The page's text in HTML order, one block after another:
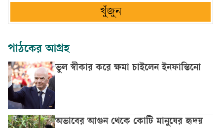
খুঁজুন
পাঠকের আগ্রহ
ভুল স্বীকার করে ক্ষমা চাইলেন ইনফান্তিনো
অভাবের আগুন থেকে কোটি মানুষের হৃদয়